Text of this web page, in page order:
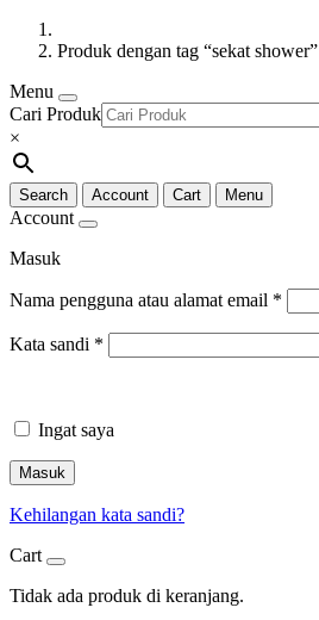
Produk dengan tag “sekat shower”
Menu
Cari Produk
×
Search Account Cart Menu
Account
Masuk
Nama pengguna atau alamat email *
Kata sandi *
Ingat saya
Masuk
Kehilangan kata sandi?
Cart
Tidak ada produk di keranjang.